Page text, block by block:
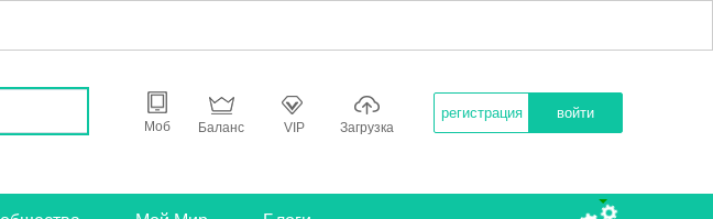
Моб Баланс VIP Загрузка
регистрация войти